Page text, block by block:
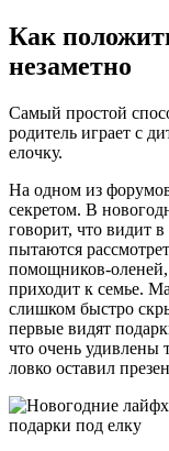
Как
незаметно
Самый простой
родитель играет с
елочку.
На одном из
секретом. В
говорит, что видит
пытаются
помощников-оленей,
приходит к семье.
слишком быстро
первые видят
что очень удивлены
ловко оставил